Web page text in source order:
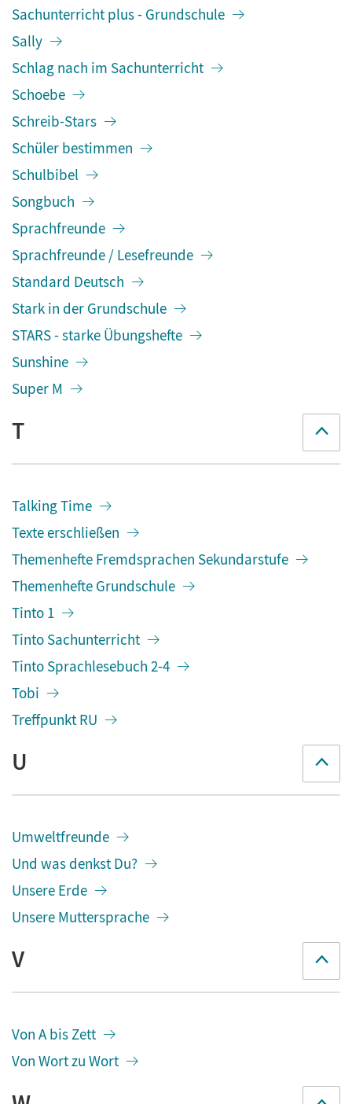
Sachunterricht plus - Grundschule
Sally
Schlag nach im Sachunterricht
Schoebe
Schreib-Stars
Schüler bestimmen
Schulbibel
Songbuch
Sprachfreunde
Sprachfreunde / Lesefreunde
Standard Deutsch
Stark in der Grundschule
STARS - starke Übungshefte
Sunshine
Super M
T
Talking Time
Texte erschließen
Themenhefte Fremdsprachen Sekundarstufe
Themenhefte Grundschule
Tinto 1
Tinto Sachunterricht
Tinto Sprachlesebuch 2-4
Tobi
Treffpunkt RU
U
Umweltfreunde
Und was denkst Du?
Unsere Erde
Unsere Muttersprache
V
Von A bis Zett
Von Wort zu Wort